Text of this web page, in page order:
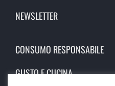
NEWSLETTER
CONSUMO RESPONSABILE
GUSTO E CUCINA